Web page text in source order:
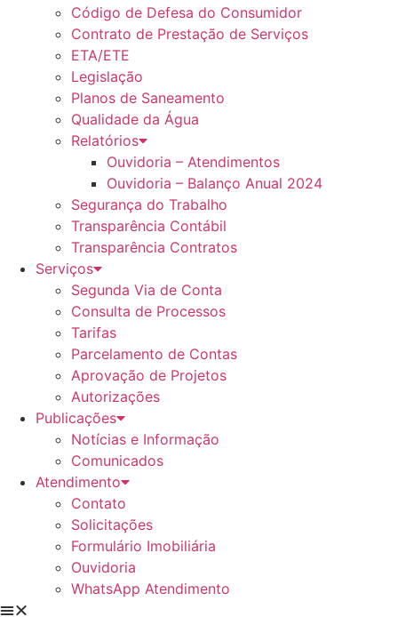
Código de Defesa do Consumidor
Contrato de Prestação de Serviços
ETA/ETE
Legislação
Planos de Saneamento
Qualidade da Água
Relatórios
Ouvidoria – Atendimentos
Ouvidoria – Balanço Anual 2024
Segurança do Trabalho
Transparência Contábil
Transparência Contratos
Serviços
Segunda Via de Conta
Consulta de Processos
Tarifas
Parcelamento de Contas
Aprovação de Projetos
Autorizações
Publicações
Notícias e Informação
Comunicados
Atendimento
Contato
Solicitações
Formulário Imobiliária
Ouvidoria
WhatsApp Atendimento